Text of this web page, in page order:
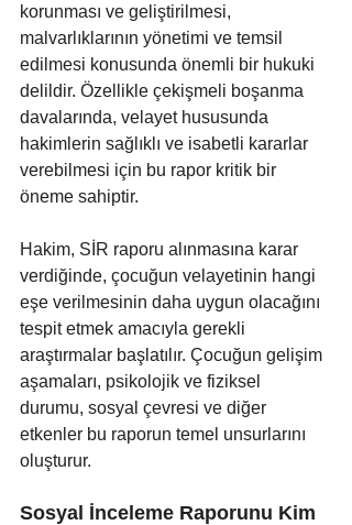
korunması ve geliştirilmesi,
malvarlıklarının yönetimi ve temsil
edilmesi konusunda önemli bir hukuki
delildir. Özellikle çekişmeli boşanma
davalarında, velayet hususunda
hakimlerin sağlıklı ve isabetli kararlar
verebilmesi için bu rapor kritik bir
öneme sahiptir.
Hakim, SİR raporu alınmasına karar
verdiğinde, çocuğun velayetinin hangi
eşe verilmesinin daha uygun olacağını
tespit etmek amacıyla gerekli
araştırmalar başlatılır. Çocuğun gelişim
aşamaları, psikolojik ve fiziksel
durumu, sosyal çevresi ve diğer
etkenler bu raporun temel unsurlarını
oluşturur.
Sosyal İnceleme Raporunu Kim